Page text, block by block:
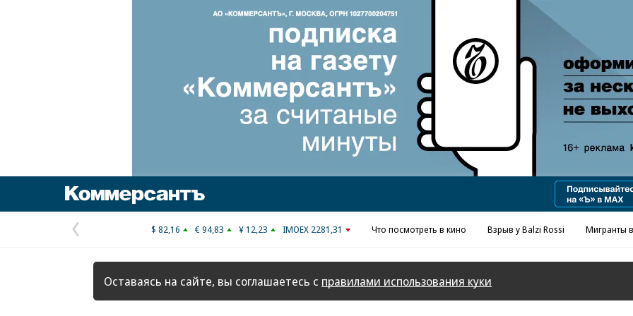
Реклама в «Ъ» www.kommersant.ru/ad
Предыдущая
страница
$ 82,16 € 94,83 ¥ 12,23 IMOEX 2281,31 Что посмотреть в кино Взрыв у Balzi Rossi Мигранты
Оставаясь на сайте, вы соглашаетесь с правилами использования куки